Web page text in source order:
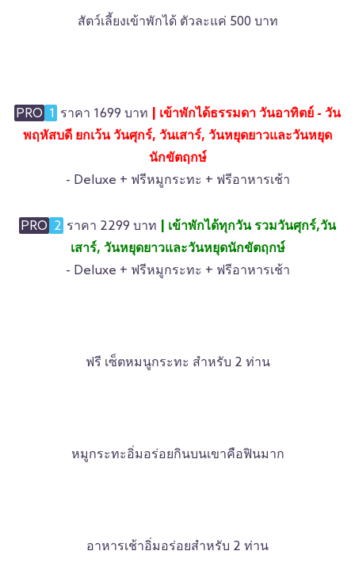
สัตว์เลี้ยงเข้าพักได้ ตัวละแค่ 500 บาท
PRO 1 ราคา 1699 บาท
| เข้าพักได้ธรรมดา วันอาทิตย์ - วัน
พฤหัสบดี ยกเว้น วันศุกร์, วันเสาร์, วันหยุดยาวและวันหยุด
นักขัตฤกษ์
- Deluxe + ฟรีหมูกระทะ + ฟรีอาหารเช้า
PRO 2 ราคา 2299 บาท
| เข้าพักได้ทุกวัน รวมวันศุกร์,วัน
เสาร์, วันหยุดยาวและวันหยุดนักขัตฤกษ์
- Deluxe + ฟรีหมูกระทะ + ฟรีอาหารเช้า
ฟรี เซ็ตหมนูกระทะ สำหรับ 2 ท่าน
หมูกระทะอิ่มอร่อยกินบนเขาคือฟินมาก
อาหารเช้าอิ่มอร่อยสำหรับ 2 ท่าน